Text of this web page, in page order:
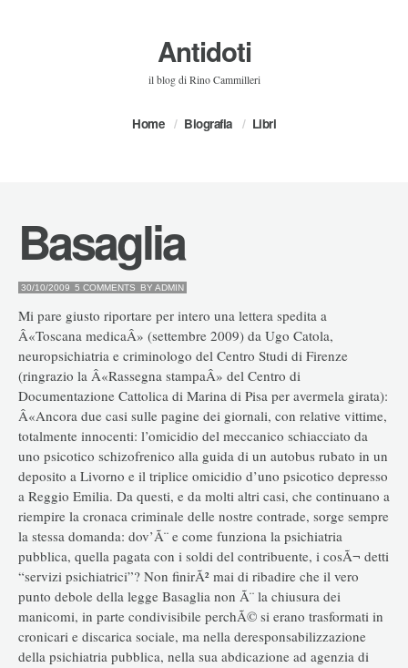
Antidoti
il blog di Rino Cammilleri
Home Biografia Libri
Basaglia
30/10/2009 5 COMMENTS BY ADMIN
Mi pare giusto riportare per intero una lettera spedita a
Â«Toscana medicaÂ» (settembre 2009) da Ugo Catola,
neuropsichiatria e criminologo del Centro Studi di Firenze
(ringrazio la Â«Rassegna stampaÂ» del Centro di
Documentazione Cattolica di Marina di Pisa per avermela girata):
Â«Ancora due casi sulle pagine dei giornali, con relative vittime,
totalmente innocenti: l’omicidio del meccanico schiacciato da
uno psicotico schizofrenico alla guida di un autobus rubato in un
deposito a Livorno e il triplice omicidio d’uno psicotico depresso
a Reggio Emilia. Da questi, e da molti altri casi, che continuano a
riempire la cronaca criminale delle nostre contrade, sorge sempre
la stessa domanda: dov’Ã¨ e come funziona la psichiatria
pubblica, quella pagata con i soldi del contribuente, i cosÃ¬ detti
“servizi psichiatrici”? Non finirÃ² mai di ribadire che il vero
punto debole della legge Basaglia non Ã¨ la chiusura dei
manicomi, in parte condivisibile perchÃ© si erano trasformati in
cronicari e discarica sociale, ma nella deresponsabilizzazione
della psichiatria pubblica, nella sua abdicazione ad agenzia di